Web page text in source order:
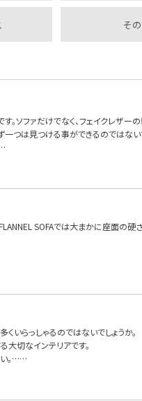
そ
。ソファだけでなく、フェイクレザ
一つは見つける事ができるのではな
SOFAでは大まかに座面の硬
いらっしゃるのではないでしょうか。
切なインテリアです。
。……